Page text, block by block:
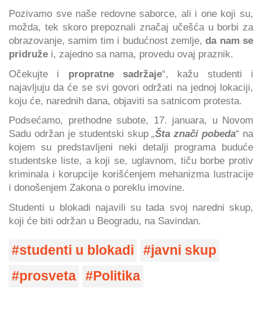
Pozivamo sve naše redovne saborce, ali i one koji su,
možda, tek skoro prepoznali značaj učešća u borbi za
obrazovanje, samim tim i budućnost zemlje, da nam se
pridruže i, zajedno sa nama, provedu ovaj praznik.
Očekujte i propratne sadržaje“, kažu studenti i
najavljuju da će se svi govori održati na jednoj lokaciji,
koju će, narednih dana, objaviti sa satnicom protesta.
Podsećamo, prethodne subote, 17. januara, u Novom
Sadu održan je studentski skup„Šta znači pobeda“ na
kojem su predstavljeni neki detalji programa buduće
studentske liste, a koji se, uglavnom, tiču borbe protiv
kriminala i korupcije korišćenjem mehanizma lustracije
i donošenjem Zakona o poreklu imovine.
Studenti u blokadi najavili su tada svoj naredni skup,
koji će biti održan u Beogradu, na Savindan.
studenti u blokadi
javni skup
prosveta
Politika